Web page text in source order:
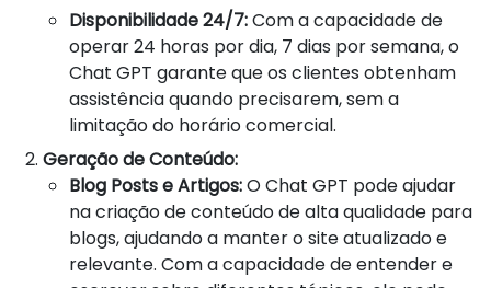
Disponibilidade 24/7:Com a capacidade de
operar 24 horas por dia, 7 dias por semana, o
Chat GPT garante que os clientes obtenham
assistência quando precisarem, sem a
limitação do horário comercial.
Geração de Conteúdo:
Blog Posts e Artigos:O Chat GPT pode ajudar
na criação de conteúdo de alta qualidade para
blogs, ajudando a manter o site atualizado e
relevante. Com a capacidade de entender e